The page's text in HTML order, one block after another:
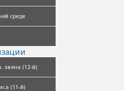
среде
звена (12-й)
(11-й)